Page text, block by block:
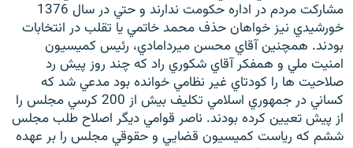
مشارکت مردم در اداره حکومت ندارند و حتي در سال 1376
خورشيدي نيز خواهان حذف محمد خاتمي يا تقلب در انتخابات
بودند. همچنين آقاي محسن ميردامادي، رئيس کميسيون
امنيت ملي و همفکر آقاي شکوري راد که چند روز پيش رد
صلاحيت ها را کودتاي غير نظامي خوانده بود مدعي شد که
کساني در جمهوري اسلامي تکليف بيش از 200 کرسي مجلس را
از پيش تعيين کرده بودند. ناصر قوامي ديگر اصلاح طلب مجلس
ششم که رياست کميسيون قضايي و حقوقي مجلس را بر عهده